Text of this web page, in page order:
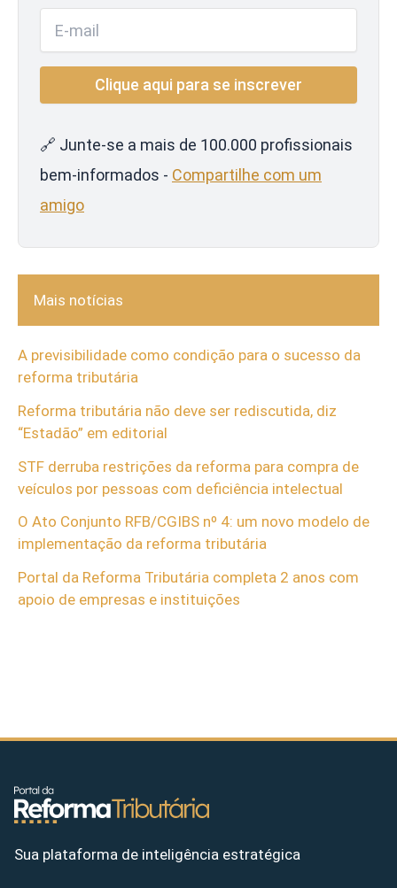
🔗 Junte-se a mais de 100.000 profissionais
bem-informados - Compartilhe com um
amigo
Mais notícias
A previsibilidade como condição para o sucesso da
reforma tributária
Reforma tributária não deve ser rediscutida, diz
“Estadão” em editorial
STF derruba restrições da reforma para compra de
veículos por pessoas com deficiência intelectual
O Ato Conjunto RFB/CGIBS nº 4: um novo modelo de
implementação da reforma tributária
Portal da Reforma Tributária completa 2 anos com
apoio de empresas e instituições
Sua plataforma de inteligência estratégica